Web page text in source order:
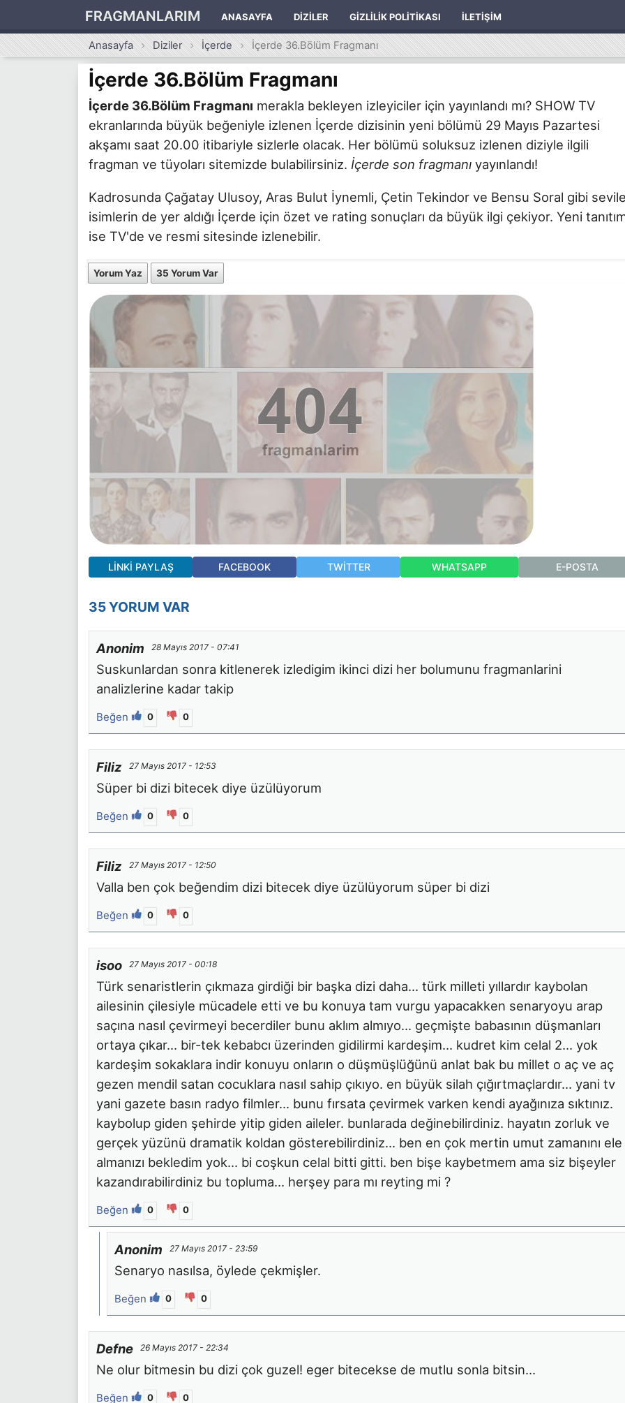
FRAGMANLARIM ANASAYFA DIZILER GIZLILIK POLITIKASI İLETIŞIM
Anasayfa Diziler İçerde İçerde 36.Bölüm Fragmanı
İçerde 36.Bölüm Fragmanı
İçerde 36.Bölüm Fragmanı merakla bekleyen izleyiciler için yayınlandı mı? SHOW TV
ekranlarında büyük beğeniyle izlenen İçerde dizisinin yeni bölümü 29 Mayıs Pazartesi
akşamı saat 20.00 itibariyle sizlerle olacak. Her bölümü soluksuz izlenen diziyle ilgili
fragman ve tüyoları sitemizde bulabilirsiniz. İçerde son fragmanı yayınlandı!
Kadrosunda Çağatay Ulusoy, Aras Bulut İynemli, Çetin Tekindor ve Bensu Soral gibi
isimlerin de yer aldığı İçerde için özet ve rating sonuçları da büyük ilgi çekiyor. Yeni
ise TV'de ve resmi sitesinde izlenebilir.
Yorum Yaz 35 Yorum Var
LINKI PAYLAŞ FACEBOOK TWITTER WHATSAPP E-POSTA
35 YORUM VAR
Anonim 28 Mayıs 2017 - 07:41
Suskunlardan sonra kitlenerek izledigim ikinci dizi her bolumunu fragmanlarini
analizlerine kadar takip
Beğen 0 0
Filiz 27 Mayıs 2017 - 12:53
Süper bi dizi bitecek diye üzülüyorum
Beğen 0 0
Filiz 27 Mayıs 2017 - 12:50
Valla ben çok beğendim dizi bitecek diye üzülüyorum süper bi dizi
Beğen 0 0
isoo 27 Mayıs 2017 - 00:18
Türk senaristlerin çıkmaza girdiği bir başka dizi daha… türk milleti yıllardır kaybolan
ailesinin çilesiyle mücadele etti ve bu konuya tam vurgu yapacakken senaryoyu arap
saçına nasıl çevirmeyi becerdiler bunu aklım almıyo… geçmişte babasının düşmanları
ortaya çıkar… bir-tek kebabcı üzerinden gidilirmi kardeşim… kudret kim celal 2… yok
kardeşim sokaklara indir konuyu onların o düşmüşlüğünü anlat bak bu millet o aç ve aç
gezen mendil satan cocuklara nasıl sahip çıkıyo. en büyük silah çığırtmaçlardır… yani tv
yani gazete basın radyo filmler… bunu fırsata çevirmek varken kendi ayağınıza sıktınız.
kaybolup giden şehirde yitip giden aileler. bunlarada değinebilirdiniz. hayatın zorluk ve
gerçek yüzünü dramatik koldan gösterebilirdiniz… ben en çok mertin umut zamanını ele
almanızı bekledim yok… bi coşkun celal bitti gitti. ben bişe kaybetmem ama siz bişeyler
kazandırabilirdiniz bu topluma… herşey para mı reyting mi ?
Beğen 0 0
Anonim 27 Mayıs 2017 - 23:59
Senaryo nasılsa, öylede çekmişler.
Beğen 0 0
Defne 26 Mayıs 2017 - 22:34
Ne olur bitmesin bu dizi çok guzel! eger bitecekse de mutlu sonla bitsin…
Beğen 0 0